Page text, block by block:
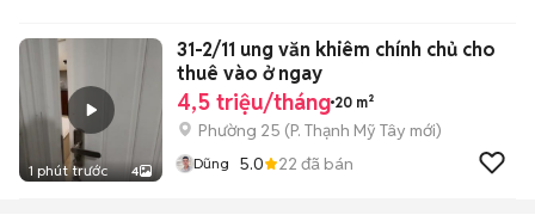
1 phút trước 4
31-2/11 ung văn khiêm chính chủ cho
thuê vào ở ngay
4,5 triệu/tháng 20 m²
Phường 25 (P. Thạnh Mỹ Tây mới)
Dũng 5.0 22 đã bán